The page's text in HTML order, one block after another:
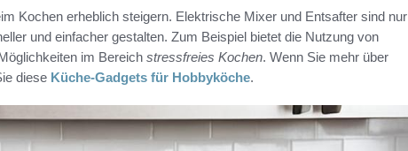
Kochen erheblich steigern. Elektrische Mixer und Entsafter sind nur
und einfacher gestalten. Zum Beispiel bietet die Nutzung von
im Bereich stressfreies Kochen. Wenn Sie mehr über
diese Küche-Gadgets für Hobbyköche.